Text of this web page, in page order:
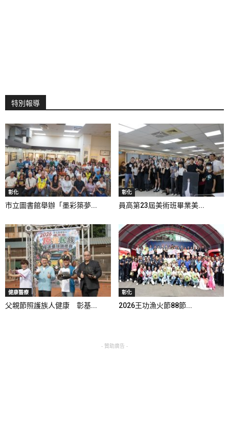
特別報導
彰化
市立圖書館舉辦「墨彩築夢...
彰化
員高第23屆美術班畢業美...
健康醫療
父親節照護族人健康 彰基...
彰化
2026王功漁火節88節...
- 贊助廣告 -